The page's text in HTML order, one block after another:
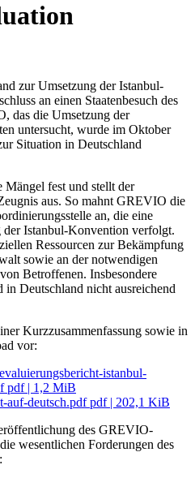
zur Umsetzung der Istanbul-
an einen Staatenbesuch des
das die Umsetzung der
untersucht, wurde im Oktober
Situation in Deutschland
fest und stellt der
aus. So mahnt GREVIO die
an, die eine
der Istanbul-Konvention verfolgt.
Ressourcen zur Bekämpfung
sowie an der notwendigen
Betroffenen. Insbesondere
Deutschland nicht ausreichend
Kurzzusammenfassung sowie in
vor:
istanbul-
pdf| 1,2 MiB
auf-deutsch.pdfpdf| 202,1 KiB
des GREVIO-
wesentlichen Forderungen des